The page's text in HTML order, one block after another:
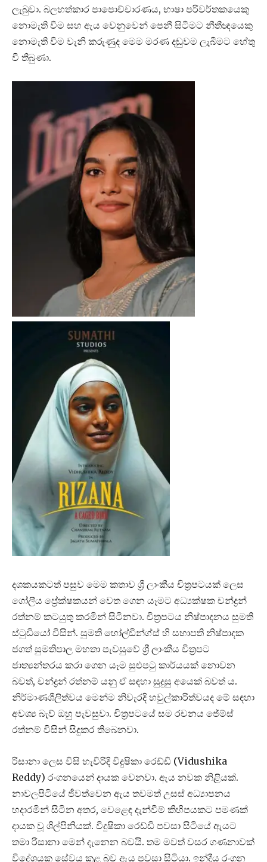
ලැබුවා. බලහත්කාර පාපොච්චාරණය, භාෂා පරිවර්තකයෙකු
නොමැති වීම සහ ඇය වෙනුවෙන් පෙනී සිටීමට නීතීඥයෙකු
නොමැති වීම වැනි කරුණුද මෙම මරණ දඬුවම ලැබීමට හේතු
වී තිබුණා.
දශකයකටත් පසුව මෙම කතාව ශ්‍රී ලාංකීය චිත්‍රපටයක් ලෙස
ගෝලීය ප්‍රේක්ෂකයන් වෙත ගෙන යෑමට අධ්‍යක්ෂක චන්ද්‍රන්
රත්නම් කටයුතු කරමින් සිටිනවා. චිත්‍රපටය නිෂ්පාදනය සුමති
ස්ටුඩියෝ විසින්. සුමති හෝල්ඩින්ග්ස් හි සභාපති නිෂ්පාදක
ජගත් සුමතිපාල මහතා පැවසුවේ ශ්‍රී ලාංකීය චිත්‍රපට
ජාත්‍යන්තරය කරා ගෙන යෑම සුළුපටු කාර්යයක් නොවන
බවත්, චන්ද්‍රන් රත්නම් යනු ඒ සඳහා සුදුසු අයෙක් බවත් ය.
නිර්මාණශීලිත්වය මෙන්ම නිවැරදි හවුල්කාරිත්වයද මේ සඳහා
අවශ්‍ය බැව් ඔහු පැවසුවා. චිත්‍රපටයේ සම රචනය ජේම්ස්
රත්නම් විසින් සිදුකර තිබෙනවා.
රිසානා ලෙස විසි හැවිරිදි විදුෂිකා රෙඩ්ඩි (Vidushika
Reddy) රංගනයෙන් දායක වෙනවා. ඇය නවක නිළියක්.
නාවලපිටියේ ජීවත්වෙන ඇය තවමත් උසස් අධ්‍යාපනය
හදාරමින් සිටින අතර, වෙළෙඳ දැන්වීම් කිහිපයකට පමණක්
දායක වූ ශිල්පිනියක්. විදුෂිකා රෙඩ්ඩි පවසා සිටියේ ඇයට
තමා රිසානා මෙන් දැනෙන බවයි. තම මවත් වසර ගණනාවක්
විදේශයක සේවය කළ බව ඇය පවසා සිටියා. ඉන්දීය රංගන